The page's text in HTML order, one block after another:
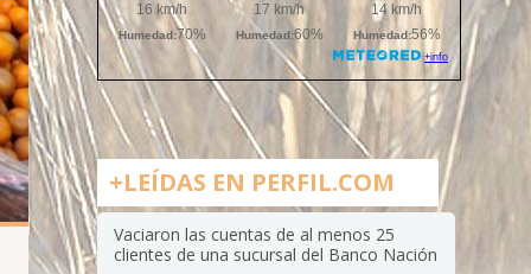
+LEÍDAS EN PERFIL.COM
Vaciaron las cuentas de al menos 25
clientes de una sucursal del Banco Nación